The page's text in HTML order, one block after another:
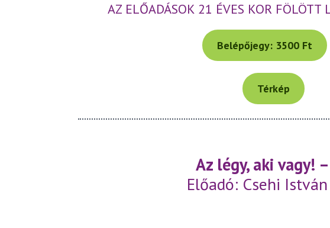
AZ ELŐADÁSOK 21 ÉVES KOR FÖLÖTT
Belépőjegy: 3500 Ft
Térkép
Az légy, aki vagy!
Előadó: Csehi